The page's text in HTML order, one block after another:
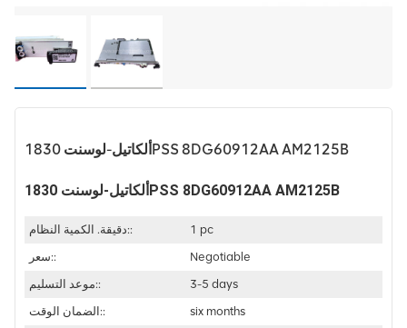
ألكاتيل-لوسنت 1830PSS 8DG60912AA AM2125B
ألكاتيل-لوسنت 1830PSS 8DG60912AA AM2125B
دقيقة. الكمية النظام::
1 pc
سعر::
Negotiable
موعد التسليم::
3-5 days
الضمان الوقت::
six months